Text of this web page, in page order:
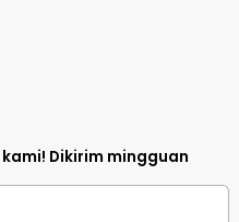
kami! Dikirim mingguan